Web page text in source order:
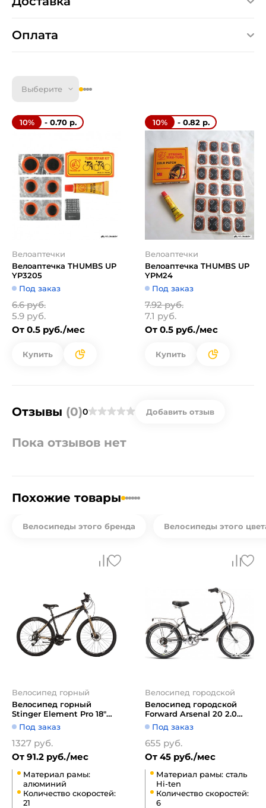
Оплата
Выберите
10% - 0.70 р.
Велоаптечки
Велоаптечка THUMBS UP
YP3205
Под заказ
6.6 руб.
5.9 руб.
От 0.5 руб./мес
Купить
10% - 0.82 р.
Велоаптечки
Велоаптечка THUMBS UP
YPM24
Под заказ
7.92 руб.
7.1 руб.
От 0.5 руб./мес
Купить
Отзывы (0)0 Добавить отзыв
Пока отзывов нет
Похожие товары
Велосипеды этого бренда Велосипеды этого
Велосипед горный
Велосипед горный
Stinger Element Pro 18"
27.5" (золотистый)
Под заказ
1327 руб.
От 91.2 руб./мес
Материал рамы:
алюминий
Количество скоростей:
21
Велосипед городской
Велосипед городской
Forward Arsenal 20 2.0
2022 (черный)
Под заказ
655 руб.
От 45 руб./мес
Материал рамы: сталь
Hi-ten
Количество скоростей:
6